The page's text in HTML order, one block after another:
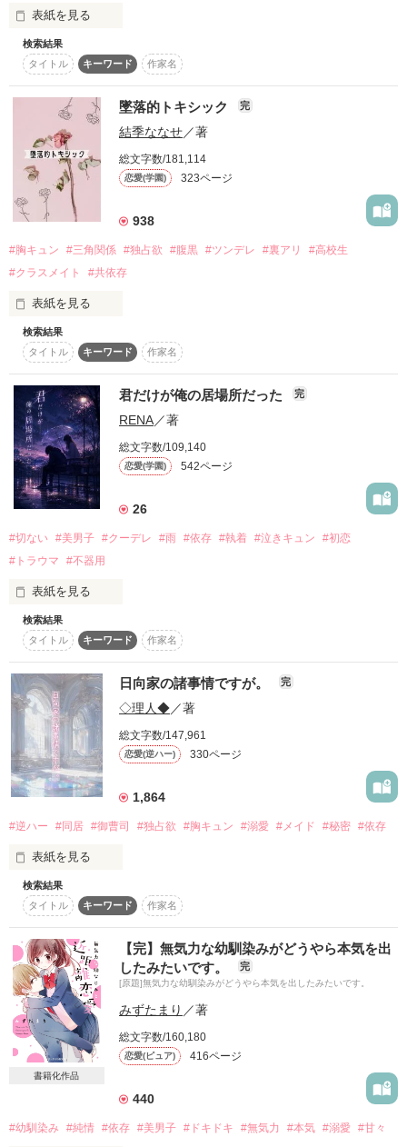
それなのに、どうして
私から離れていくの？
作品を読む
「ほんとにやばかったら適当にさぼるし。放っといて」
不真面目でちょっと苦手なタイプ。
――の、はずだった。前までは。
┈┈┈┈┈┈┈┈┈┈
「私、狼谷くんの笑った顔好きだなあ」
白 羊(Tsukumo You)
×
「自分がクズなのは分かってるよ」
唯一無二の獲物を見つけた執着系ヤンデレボーイ
狼谷 玄(Kamiya Gen)
┈┈┈┈┈┈┈┈┈┈
「俺のこと、ちゃんと見てくれる？」
……俺から離れていこうとしないで」
「羊ちゃんに嫌われたら俺、どうなるか分かんない」
どうやら彼は愛に飢えた狼だったようで、
「――絶対離さない。一生」
いつの間にか逃げ場がなくなっていました。
and more...
「白先輩は僕の全て……」
【依存】されたい？
それとも
「俺は絶対に、味方だからね」
【束縛】されたい？
表紙を見る
『お前、イジメられてるんだって？』
その一言がいじめられ人生に休止符。
───…ではなく。
まさかそう来るとは。
どうにも
厄介な先輩に絡まれたみたいで。
＊
いじめられっ子な後輩
─Minami Suzuka─
×
いじめっ子な先輩
高槻 周
─Takatsuki Amane─
わたしに声をかけてくれた理由も。
こうして一緒に居てくれる理由も。
『苦しい？辛い？俺が嫌い？憎い？
ほらもっと出して』
『最低？
ならこのままもっと最低なことしようか』
知りたくなかった。
先輩の『もっと』は
とても哀しいってこと。
検索結果
タイトル
キーワード 作家名
墜落的トキシック 完
結季ななせ／著
総文字数/181,114
恋愛(学園) 323ページ
938
#胸キュン #三角関係 #独占欲 #腹黒 #ツンデレ #裏アリ
#高校生
#クラスメイト
#共依存
表紙を見る
.
「早く、墜ちれば？」
そう言って不敵に笑ったきみになんて
絶対に恋なんかしない
────はずだった。
▼
- ワケあり純情ガール -
久住 花乃
Kano Kuzumi
×
- 爽やかイケメン(仮) -
Yūri Sawa
見せかけの甘い毒に誘われて
私はとっくに
きみが仕掛けた罠に
墜落しているのかもしれない
- - - - -*⑅ NEWS ⑅*- - - - -
検索結果
タイトル
キーワード 作家名
君だけが俺の居場所だった 完
RENA／著
総文字数/109,140
恋愛(学園) 542ページ
26
#切ない #美男子 #クーデレ #雨 #依存 #執着 #泣きキュン
#初恋
#トラウマ
#不器用
表紙を見る
※表紙はAIのイメージ画像です
作品を読む
検索結果
タイトル
キーワード 作家名
日向家の諸事情ですが。 完
◇理人◆／著
総文字数/147,961
恋愛(逆ハー) 330ページ
1,864
#逆ハー #同居 #御曹司 #独占欲 #胸キュン #溺愛 #メイド #秘密 #依存
表紙を見る
いきなりですが、
日向家の諸事情に関しまして。
その1。
【東◯ドーム約10個分という
検索結果
タイトル
キーワード 作家名
書籍化作品
【完】無気力な幼馴染みがどうやら本気を出
したみたいです。
完
[原題]無気力な幼馴染みがどうやら本気を出したみたいです。
みずたまり ／著
総文字数/160,180
恋愛(ピュア) 416ページ
440
#幼馴染み #純情 #依存 #美男子 #ドキドキ #無気力 #本気 #溺愛 #甘々